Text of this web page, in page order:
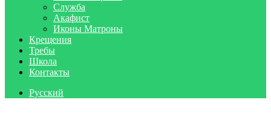
Служба
Акафист
Иконы Матроны
Крещения
Требы
Школа
Контакты
Русский